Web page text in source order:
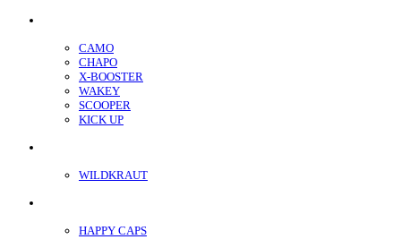
CAMO
CHAPO
X-BOOSTER
WAKEY
SCOOPER
KICK UP
WILDKRAUT
HAPPY CAPS